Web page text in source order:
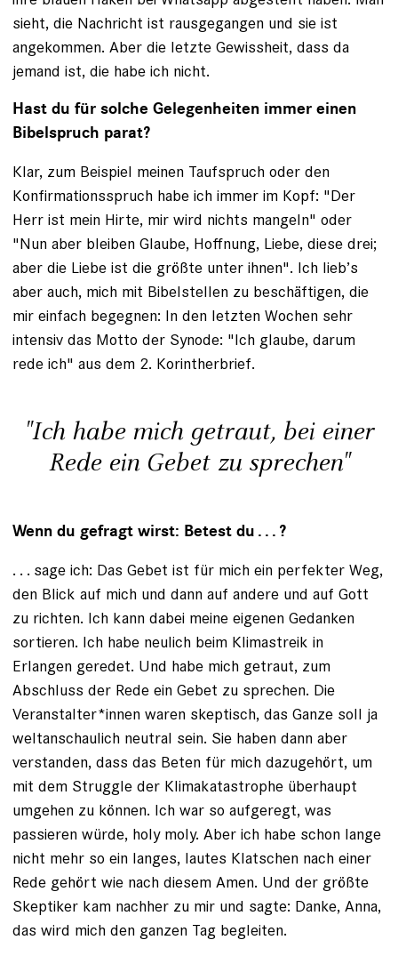
sieht, die Nachricht ist rausgegangen und sie ist
angekommen. Aber die letzte Gewissheit, dass da
jemand ist, die habe ich nicht.
Hast du für solche Gelegenheiten immer einen
Bibelspruch parat?
Klar, zum Beispiel meinen Taufspruch oder den
Konfirmationsspruch habe ich immer im Kopf: "Der
Herr ist mein Hirte, mir wird nichts mangeln" oder
"Nun aber bleiben Glaube, Hoffnung, Liebe, diese drei;
aber die Liebe ist die größte unter ihnen". Ich lieb’s
aber auch, mich mit Bibelstellen zu be­schäftigen, die
mir einfach begegnen: In den letzten Wochen sehr
intensiv das Motto der Synode: "Ich glaube, darum
rede ich" aus dem 2. Korintherbrief.
"Ich habe mich getraut, bei einer
Rede ein Gebet zu sprechen"
Wenn du gefragt wirst: Betest du . . . ?
. . . sage ich: Das Gebet ist für mich ein perfekter Weg,
den Blick auf mich und dann auf andere und auf Gott
zu richten. Ich kann dabei meine eigenen Gedanken
sortieren. Ich habe neulich beim Klimastreik in
Erlangen ­geredet. Und habe mich getraut, zum
Abschluss der Rede ein Gebet zu sprechen. Die
Veranstalter*innen waren skeptisch, das Ganze soll ja
weltanschaulich neutral sein. Sie haben dann aber
verstanden, dass das Beten für mich dazugehört, um
mit dem Struggle der Klimakatas­trophe überhaupt
umgehen zu können. Ich war so aufgeregt, was
passieren würde, holy moly. Aber ich habe schon lange
nicht mehr so ein langes, lautes Klatschen nach einer
Rede gehört wie nach diesem Amen. Und der größte
Skep­tiker kam nachher zu mir und sagte: Danke, Anna,
das wird mich den ganzen Tag begleiten.